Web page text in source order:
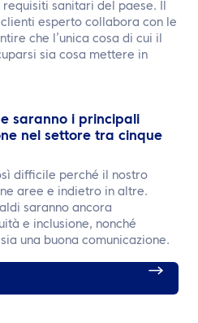
sanitari del paese. Il
esperto collabora con le
che l’unica cosa di cui il
sia cosa mettere in
saranno i principali
nel settore tra cinque
difficile perché il nostro
aree e indietro in altre.
saranno ancora
e inclusione, nonché
una buona comunicazione.